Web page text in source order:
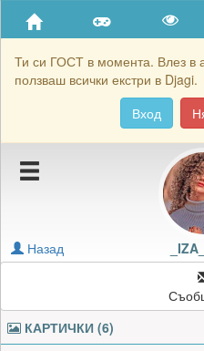
Ти си ГОСТ в момента. Влез в
ползваш всички екстри в Djagi.
Вход
Приятели
Хронология на игри
Подаръците на _IZA_BEL_
Картичките на _IZA_BEL_
Блокирай _IZA_BEL_
Назад
КАРТИЧКИ (6)